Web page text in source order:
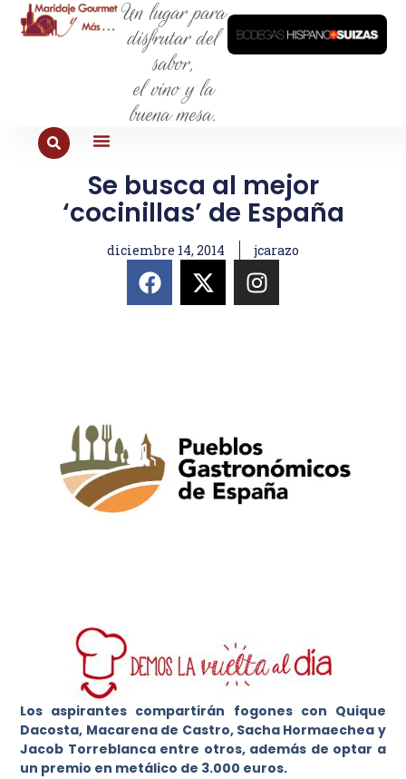
Un lugar para
disfrutar del
sabor,
el vino y la
buena mesa.
Se busca al mejor
‘cocinillas’ de España
diciembre 14, 2014 jcarazo
Los aspirantes compartirán fogones con Quique
Dacosta, Macarena de Castro, Sacha Hormaechea y
Jacob Torreblanca entre otros, además de optar a
un premio en metálico de 3.000 euros.